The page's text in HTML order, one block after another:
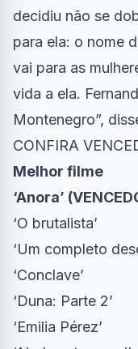
decidiu não se
para ela: o nome
vai para as
vida a ela.
Montenegro”,
CONFIRA
Melhor filme
‘Anora’
‘O brutalista’
‘Um completo
‘Conclave’
‘Duna: Parte 2’
‘Emilia Pérez’